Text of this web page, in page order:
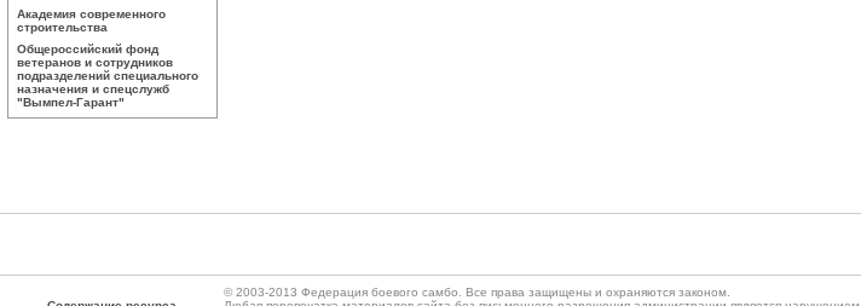
Академия современного
строительства
Общероссийский фонд
ветеранов и сотрудников
подразделений специального
назначения и спецслужб
"Вымпел-Гарант"
© 2003-2013 Федерация боевого самбо. Все права защищены и охраняются законом.